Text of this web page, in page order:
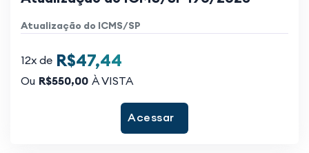
Atualização do ICMS/SP
12x de R$47,44
Ou R$550,00 À VISTA
Acessar